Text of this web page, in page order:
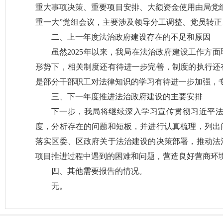
重大事项决策、重要项目安排、大额资金使用由局
重一大”党组会议，主要涉及领导分工调整、党员转
二、上一年度法治政府建设存在的不足和原因
虽然2025年以来，我局在法治政府建设工作方
形势下，相关制度还有待进一步完善，制度的执行
是部分干部职工对法律知识的学习有待进一步加强
三、下一年度推进法治政府建设的主要安排
下一步，我局将继续深入学习宣传贯彻习近平
度，分析存在的问题和短板，并进行认真梳理，列
落实区委、区政府关于法治建设的决策部署，推动
项目推进过程中遇到的困难和问题，营造良好营商
四、其他需要报告的情况。
无。